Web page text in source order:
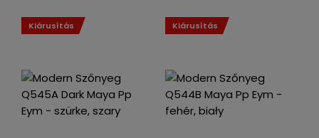
Kiárusítás Kiárusítás